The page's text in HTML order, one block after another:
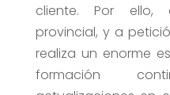
cliente. Por ello,
provincial, y a
realiza un enorme
formación